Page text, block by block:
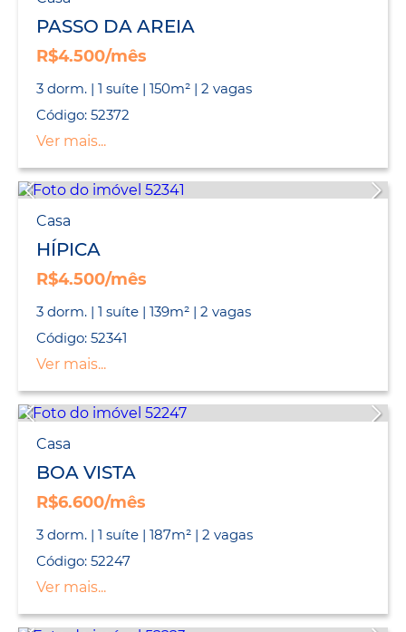
PASSO DA AREIA
R$4.500/mês
3 dorm. | 1 suíte | 150m² | 2 vagas
Código: 52372
Ver mais...
Casa
HÍPICA
R$4.500/mês
3 dorm. | 1 suíte | 139m² | 2 vagas
Código: 52341
Ver mais...
Casa
BOA VISTA
R$6.600/mês
3 dorm. | 1 suíte | 187m² | 2 vagas
Código: 52247
Ver mais...